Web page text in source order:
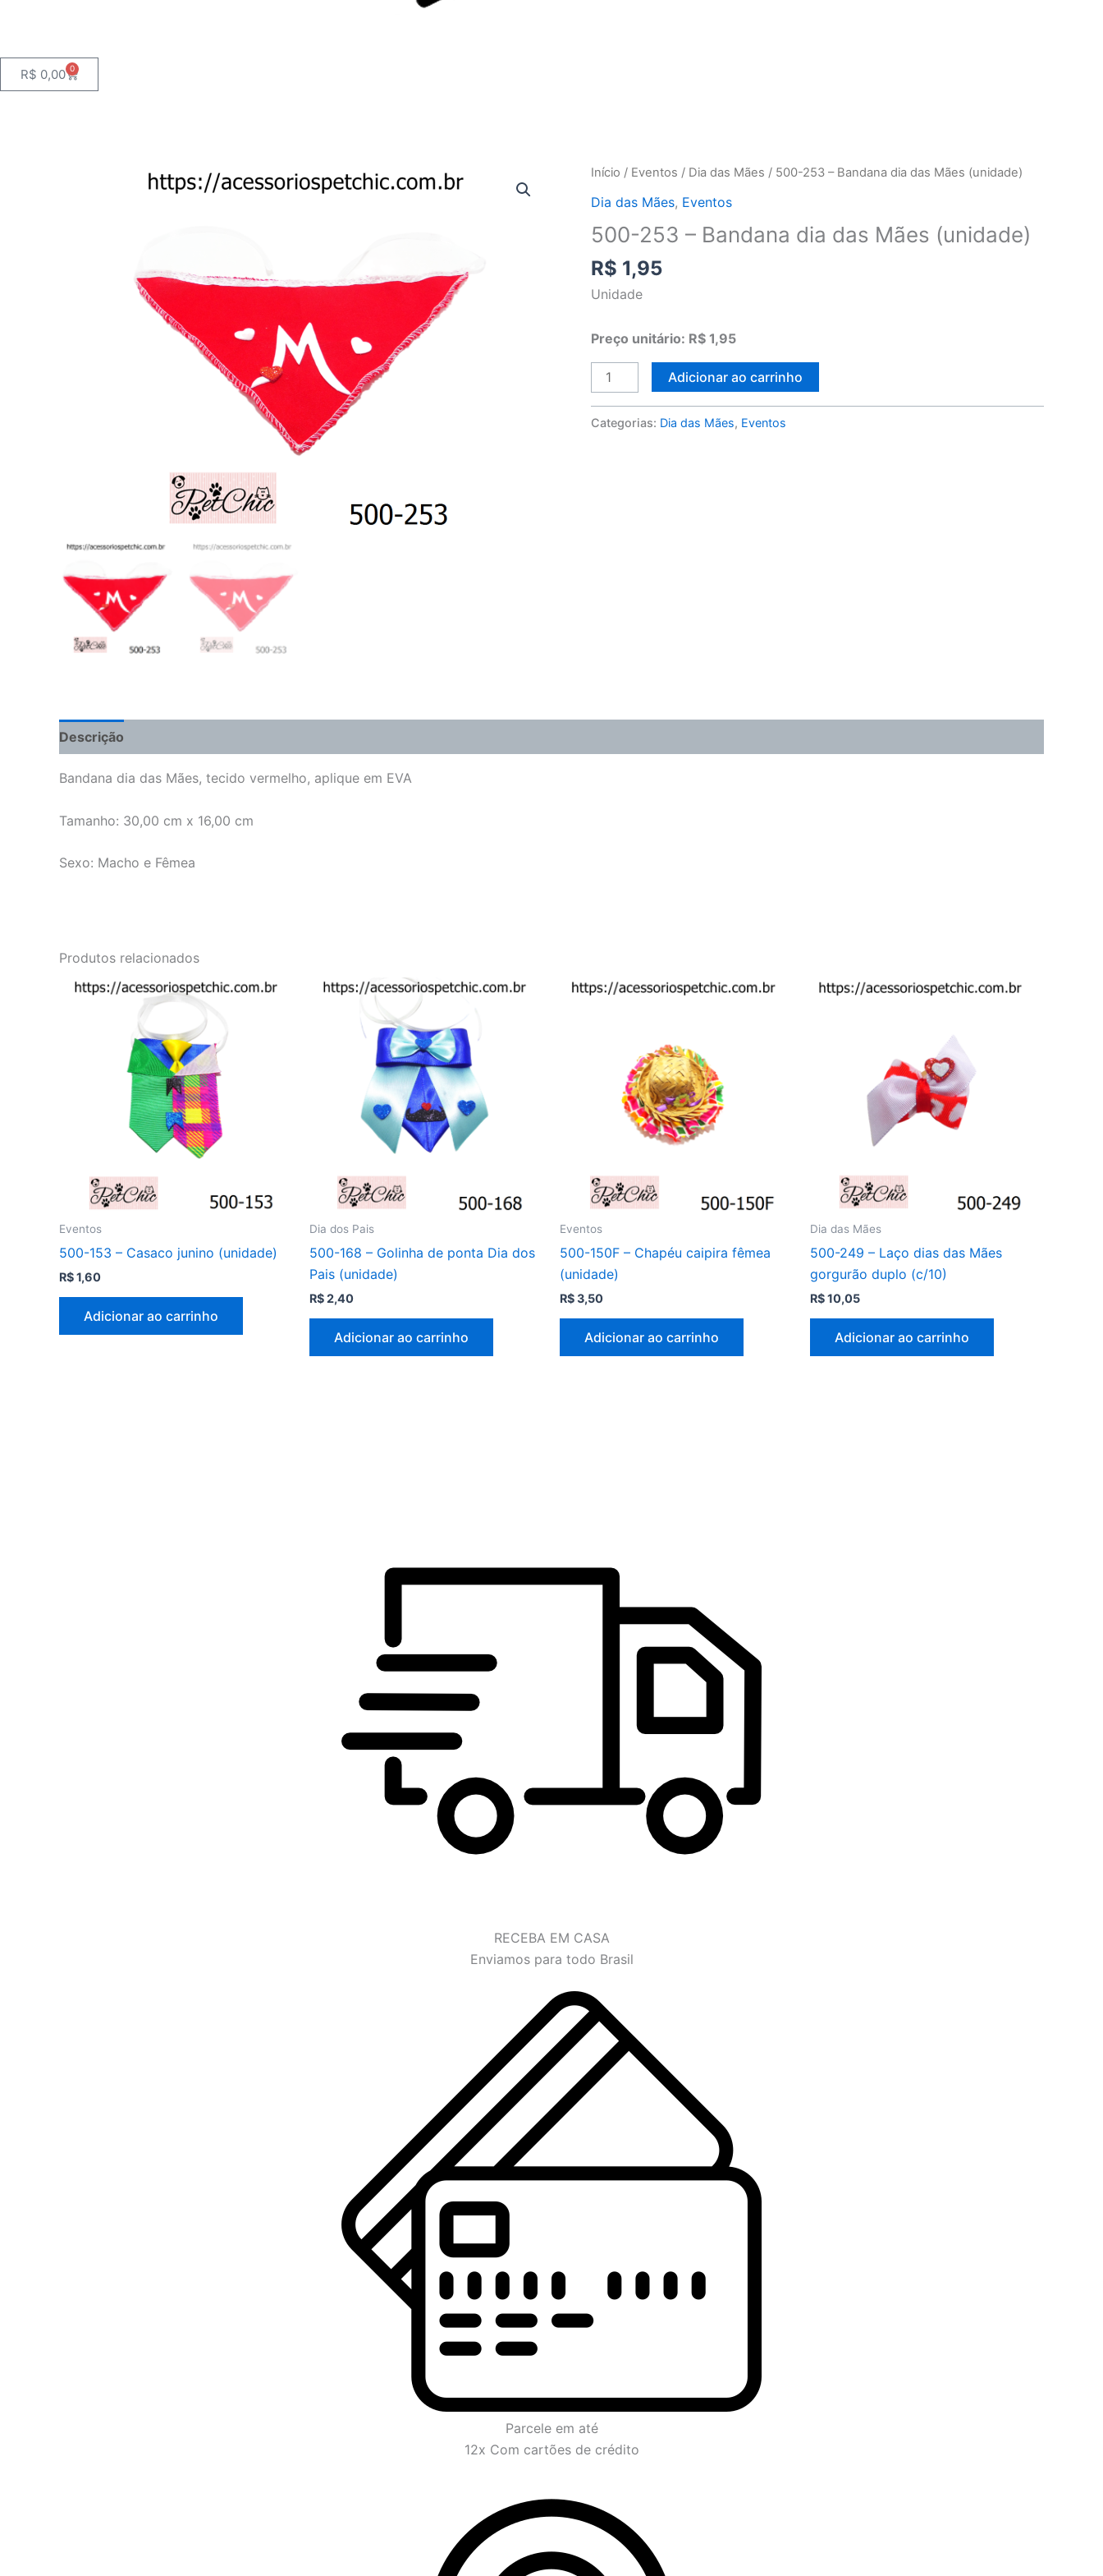
R$ 0,00 0
Cart
Início / Eventos / Dia das Mães / 500-253 – Bandana dia das Mães (unidade)
Dia das Mães, Eventos
500-253 – Bandana dia das Mães (unidade)
R$ 1,95
Unidade
Preço unitário: R$ 1,95
500-
253
Bandana
dia
das
Mães
quantidade
Adicionar ao carrinho
Categorias: Dia das Mães, Eventos
Descrição
Bandana dia das Mães, tecido vermelho, aplique em EVA
Tamanho: 30,00 cm x 16,00 cm
Sexo: Macho e Fêmea
Produtos relacionados
Eventos
500-153 – Casaco junino (unidade)
R$1,60
Adicionar ao carrinho
Dia dos Pais
500-168 – Golinha de ponta Dia dos
Pais (unidade)
R$2,40
Adicionar ao carrinho
Eventos
500-150F – Chapéu caipira fêmea
(unidade)
R$3,50
Adicionar ao carrinho
Dia das Mães
500-249 – Laço dias das Mães
gorgurão duplo (c/10)
R$10,05
Adicionar ao carrinho
RECEBA EM CASA
Enviamos para todo Brasil
Parcele em até
12x Com cartões de crédito